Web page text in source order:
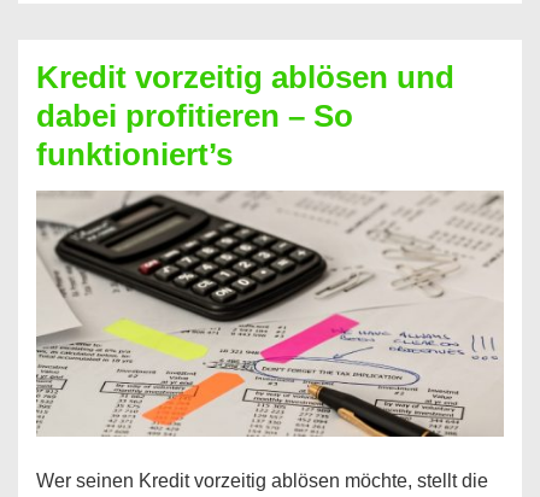
Kredit
berechnen
–
Mit
diesen
Regeln!
Kredit vorzeitig ablösen und
dabei profitieren – So
funktioniert’s
Wer seinen Kredit vorzeitig ablösen möchte, stellt die